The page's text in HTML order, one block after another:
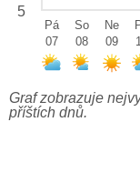
5
Pá
07
So
08
Ne
09
Graf zobrazuje
příštích dnů.